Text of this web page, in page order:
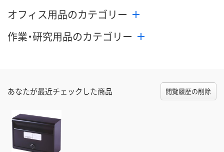
オフィス用品のカテゴリー
作業・研究用品のカテゴリー
あなたが最近チェックした商品 閲覧履歴の削除